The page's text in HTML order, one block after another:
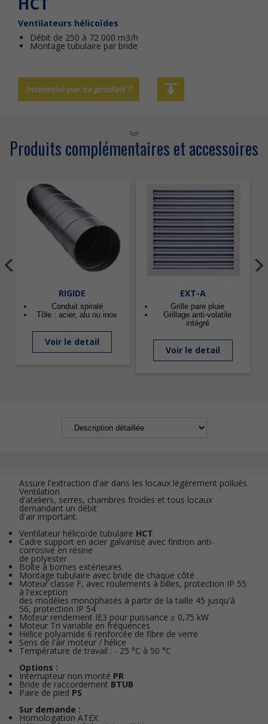
Ventilateurs hélicoïdes
Débit de 250 à 72 000 m3/h
Montage tubulaire par bride
Intéressé par ce produit ?
Produits complémentaires et accessoires
RIGIDE
Conduit spiralé
Tôle : acier, alu ou inox
Voir le detail
EXT-A
Grille pare pluie
Grillage anti-volatile
intégré
Voir le detail
Assure l'extraction d'air dans les locaux légèrement pollués.
Ventilation
d'ateliers, serres, chambres froides et tous locaux
demandant un débit
d'air important.
Ventilateur hélicoïde tubulaire HCT
Cadre support en acier galvanisé avec finition anti-
corrosive en résine
de polyester
Boîte à bornes extérieures
Montage tubulaire avec bride de chaque côté
Moteur classe F, avec roulements à billes, protection IP 55
à l'exception
des modèles monophasés à partir de la taille 45 jusqu'à
56, protection IP 54
Moteur rendement IE3 pour puissance ≥ 0,75 kW
Moteur Tri variable en fréquences
Hélice polyamide 6 renforcée de fibre de verre
Sens de l'air moteur / hélice
Température de travail : - 25 °C à 50 °C
Options :
Interrupteur non monté PR
Bride de raccordement BTUB
Paire de pied PS
Sur demande :
Homologation ATEX